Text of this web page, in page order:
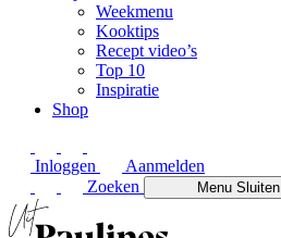
Weekmenu
Kooktips
Recept video’s
Top 10
Inspiratie
Shop
Inloggen
Aanmelden
Zoeken
MenuSluiten